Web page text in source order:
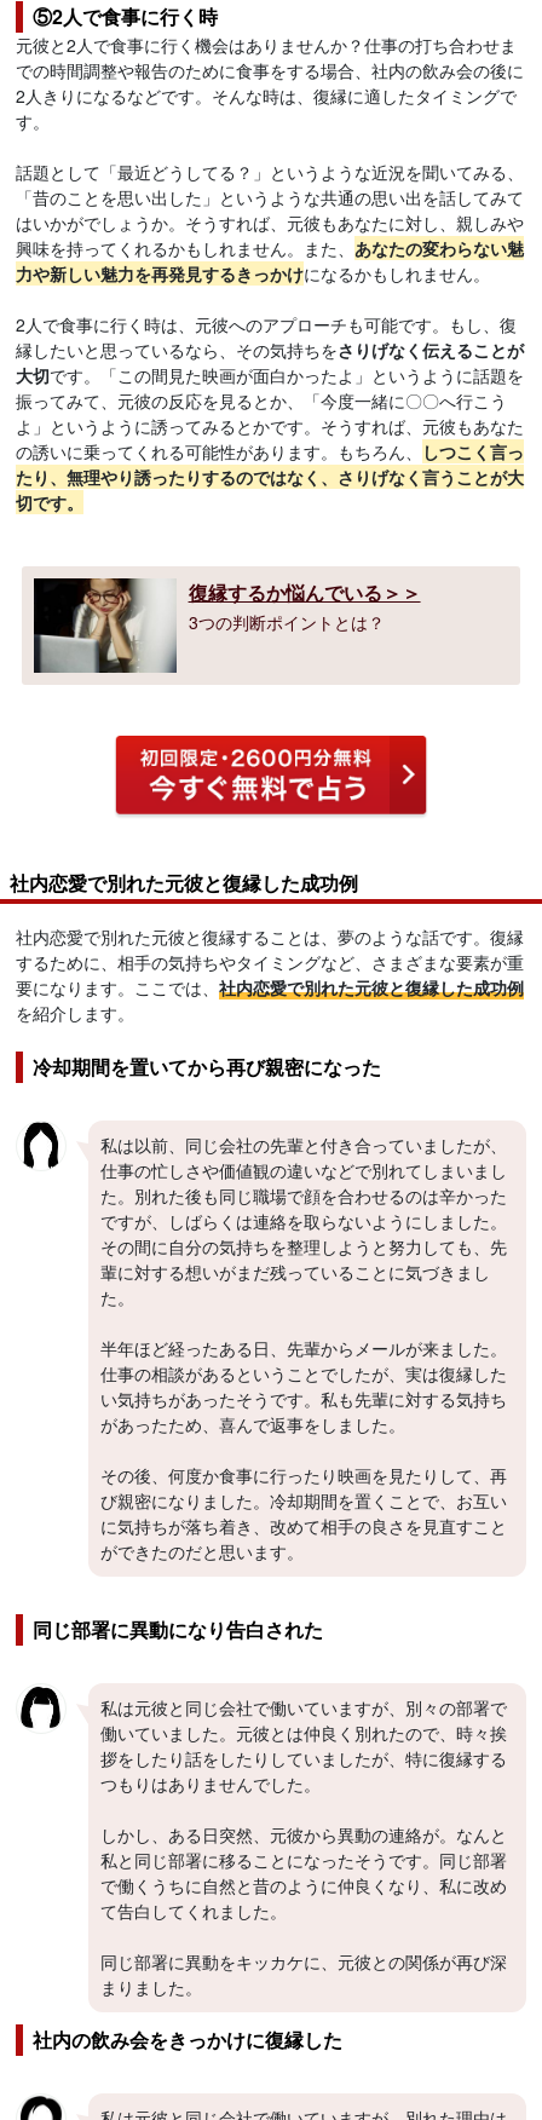
⑤2人で食事に行く時
元彼と2人で食事に行く機会はありませんか？仕事の打ち合わせま
での時間調整や報告のために食事をする場合、社内の飲み会の後に
2人きりになるなどです。そんな時は、復縁に適したタイミングで
す。
話題として「最近どうしてる？」というような近況を聞いてみる、
「昔のことを思い出した」というような共通の思い出を話してみて
はいかがでしょうか。そうすれば、元彼もあなたに対し、親しみや
興味を持ってくれるかもしれません。また、 あなたの変わらない魅
力や新しい魅力を再発見するきっかけになるかもしれません。
2人で食事に行く時は、元彼へのアプローチも可能です。もし、復
縁したいと思っているなら、その気持ちをさりげなく伝えることが
大切です。「この間見た映画が面白かったよ」というように話題を
振ってみて、元彼の反応を見るとか、「今度一緒に〇〇へ行こう
よ」というように誘ってみるとかです。そうすれば、元彼もあなた
の誘いに乗ってくれる可能性があります。もちろん、
しつこく言っ
たり、無理やり誘ったりするのではなく、さりげなく言うことが大
切です。
復縁するか悩んでいる＞＞
3つの判断ポイントとは？
社内恋愛で別れた元彼と復縁した成功例
社内恋愛で別れた元彼と復縁することは、夢のような話です。復縁
するために、相手の気持ちやタイミングなど、さまざまな要素が重
要になります。ここでは、社内恋愛で別れた元彼と復縁した成功例
を紹介します。
冷却期間を置いてから再び親密になった
私は以前、同じ会社の先輩と付き合っていましたが、
仕事の忙しさや価値観の違いなどで別れてしまいまし
た。別れた後も同じ職場で顔を合わせるのは辛かった
ですが、しばらくは連絡を取らないようにしました。
その間に自分の気持ちを整理しようと努力しても、先
輩に対する想いがまだ残っていることに気づきまし
た。
半年ほど経ったある日、先輩からメールが来ました。
仕事の相談があるということでしたが、実は復縁した
い気持ちがあったそうです。私も先輩に対する気持ち
があったため、喜んで返事をしました。
その後、何度か食事に行ったり映画を見たりして、再
び親密になりました。冷却期間を置くことで、お互い
に気持ちが落ち着き、改めて相手の良さを見直すこと
ができたのだと思います。
同じ部署に異動になり告白された
私は元彼と同じ会社で働いていますが、別々の部署で
働いていました。元彼とは仲良く別れたので、時々挨
拶をしたり話をしたりしていましたが、特に復縁する
つもりはありませんでした。
しかし、ある日突然、元彼から異動の連絡が。なんと
私と同じ部署に移ることになったそうです。同じ部署
で働くうちに自然と昔のように仲良くなり、私に改め
て告白してくれました。
同じ部署に異動をキッカケに、元彼との関係が再び深
まりました。
社内の飲み会をきっかけに復縁した